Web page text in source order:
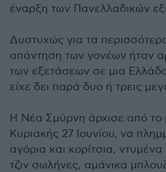
έναρξη των Πανελλαδικών
Δυστυχώς για τα
απάντηση των γονέων ήταν
των εξετάσεων σε μια
είχε δει παρά δυο ή τρεις
Η Νέα Σμύρνη άρχισε από το
Κυριακής 27 Ιουνίου, να
αγόρια και κορίτσια,
τζιν σωλήνες, αμάνικα